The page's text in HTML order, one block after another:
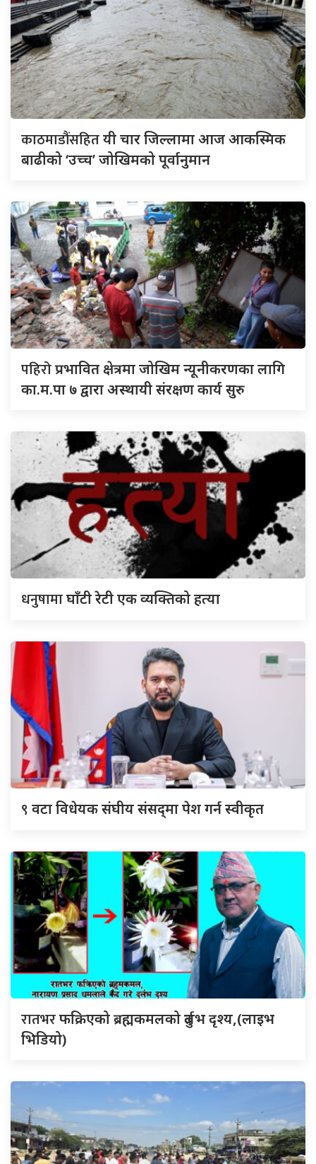
काठमाडौंसहितयी चार जिल्लामा आज आकस्मिक
बाढीको ‘उच्च’ जोखिमको पूर्वानुमान
पहिरोप्रभावित क्षेत्रमा जोखिम न्यूनीकरणका लागि
का.म.पा ७ द्वारा अस्थायी संरक्षण कार्य सुरु
धनुषामाघाँटी रेटी एक व्यक्तिको हत्या
९ वटा विधेयक संघीय संसद्‌मा पेश गर्न स्वीकृत
रातभरफक्रिएको ब्रह्मकमलको दुर्लभ दृश्य,(लाइभ
भिडियो)